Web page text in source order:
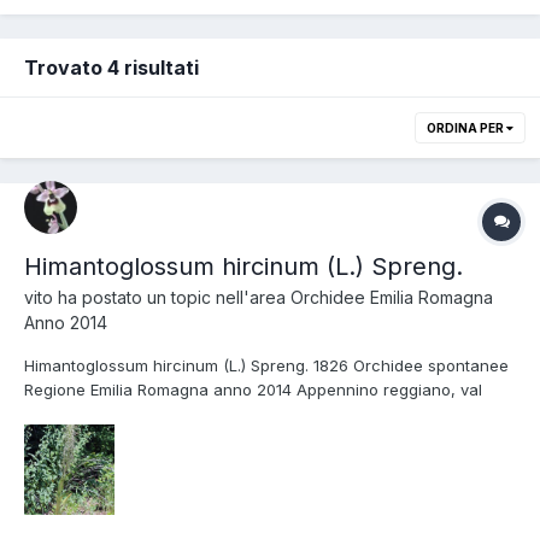
Trovato 4 risultati
ORDINA PER
Himantoglossum hircinum (L.) Spreng.
vito ha postato un topic nell'area Orchidee Emilia Romagna
Anno 2014
Himantoglossum hircinum (L.) Spreng. 1826 Orchidee spontanee
Regione Emilia Romagna anno 2014 Appennino reggiano, val